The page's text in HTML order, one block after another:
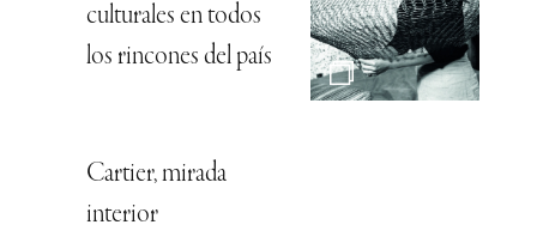
culturales en todos
los rincones del país
Cartier, mirada
interior